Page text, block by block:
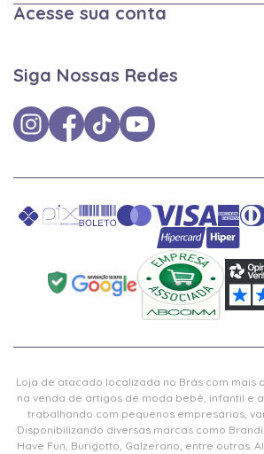
Acesse sua conta
Siga Nossas Redes
Loja de atacado localizada no Brás com mais
na venda de artigos de moda bebê, infantil e
trabalhando com pequenos empresários,
Disponibilizando diversas marcas como
Have Fun, Burigotto, Galzerano, entre outras.